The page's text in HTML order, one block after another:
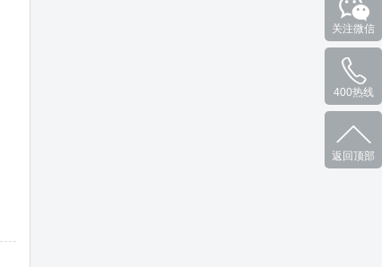
关注微信
400热线
返回顶部